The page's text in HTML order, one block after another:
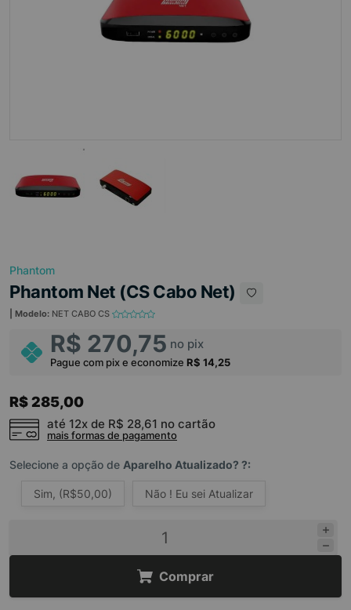
Phantom
Phantom Net (CS Cabo Net)
| Modelo: NET CABO CS
R$ 270,75 no pix
Pague com pix e economize R$ 14,25
R$ 285,00
até 12x de R$ 28,61 no cartão
mais formas de pagamento
Selecione a opção de Aparelho Atualizado? ?:
Sim, (R$50,00) Não ! Eu sei Atualizar
Comprar